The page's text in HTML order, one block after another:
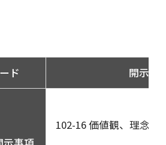
ド 開示事
102-16 価値観、理念、